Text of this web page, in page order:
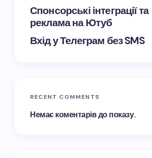
Спонсорські інтеграції та
реклама на Ютуб
Вхід у Телеграм без SMS
RECENT COMMENTS
Немає коментарів до показу.